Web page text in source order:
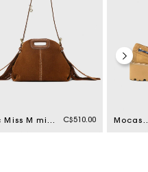
Sac Miss M mini en suède surpiqué C$510.00 Mocassins bateau